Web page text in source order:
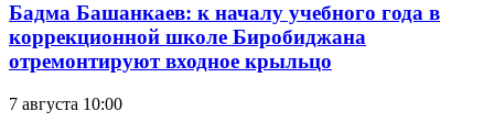
Бадма Башанкаев: к началу учебного года в
коррекционной школе Биробиджана
отремонтируют входное крыльцо
7 августа 10:00